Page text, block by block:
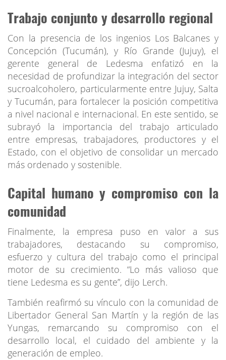
Trabajo conjunto y desarrollo regional
Con la presencia de los ingenios Los Balcanes y
Concepción (Tucumán), y Río Grande (Jujuy), el
gerente general de Ledesma enfatizó en la
necesidad de profundizar la integración del sector
sucroalcoholero, particularmente entre Jujuy, Salta
y Tucumán, para fortalecer la posición competitiva
a nivel nacional e internacional. En este sentido, se
subrayó la importancia del trabajo articulado
entre empresas, trabajadores, productores y el
Estado, con el objetivo de consolidar un mercado
más ordenado y sostenible.
Capital humano y compromiso con la
comunidad
Finalmente, la empresa puso en valor a sus
trabajadores, destacando su compromiso,
esfuerzo y cultura del trabajo como el principal
motor de su crecimiento. “Lo más valioso que
tiene Ledesma es su gente”, dijo Lerch.
También reafirmó su vínculo con la comunidad de
Libertador General San Martín y la región de las
Yungas, remarcando su compromiso con el
desarrollo local, el cuidado del ambiente y la
generación de empleo.